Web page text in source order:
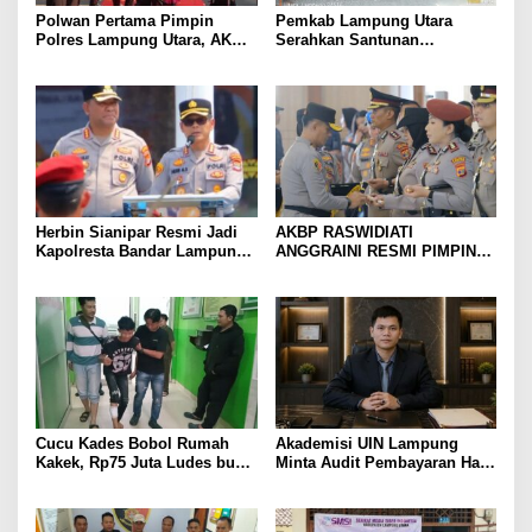
Polwan Pertama Pimpin
Polres Lampung Utara, AKBP
Pemkab Lampung Utara
Serahkan Santunan
Herbin Sianipar Resmi Jadi
Kapolresta Bandar Lampung,
AKBP RASWIDIATI
ANGGRAINI RESMI PIMPIN
KAMTIBMAS DAN
PELAYANAN PRESISI
Cucu Kades Bobol Rumah
Kakek, Rp75 Juta Ludes buat
Akademisi UIN Lampung
Minta Audit Pembayaran Hak
Berlarut